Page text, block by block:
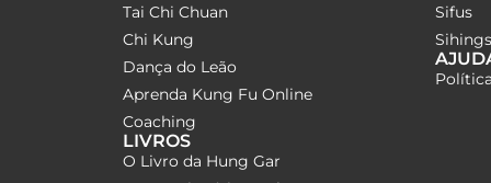
Tai Chi Chuan
Chi Kung
Dança do Leão
Aprenda Kung Fu Online
Coaching
LIVROS
O Livro da Hung Gar
Sifus